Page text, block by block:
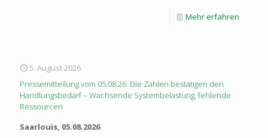
Mehr erfahren
5. August 2026
Pressemitteilung vom 05.08.26: Die Zahlen bestätigen den
Handlungsbedarf – Wachsende Systembelastung, fehlende
Ressourcen
Saarlouis, 05.08.2026